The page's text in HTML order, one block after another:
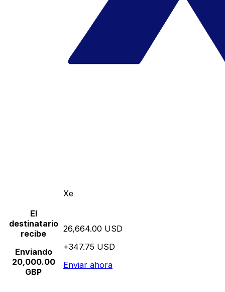
Xe
El
destinatario
recibe
Enviando
20,000.00
GBP
26,664.00 USD
+347.75 USD
Enviar ahora